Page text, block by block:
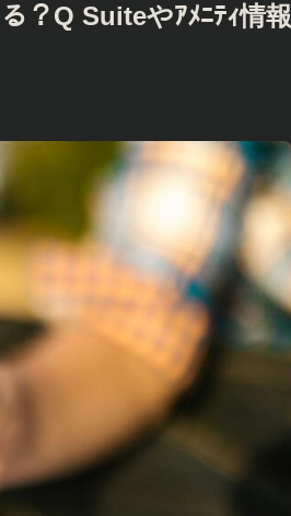
？Q Suiteやｱﾒﾆﾃｨ情報